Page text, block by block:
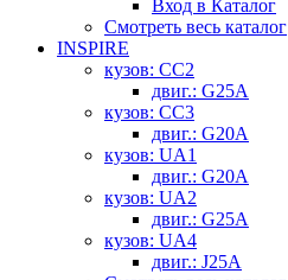
Вход в Каталог
Смотреть весь каталог
INSPIRE
кузов: CC2
двиг.: G25A
кузов: CC3
двиг.: G20A
кузов: UA1
двиг.: G20A
кузов: UA2
двиг.: G25A
кузов: UA4
двиг.: J25A